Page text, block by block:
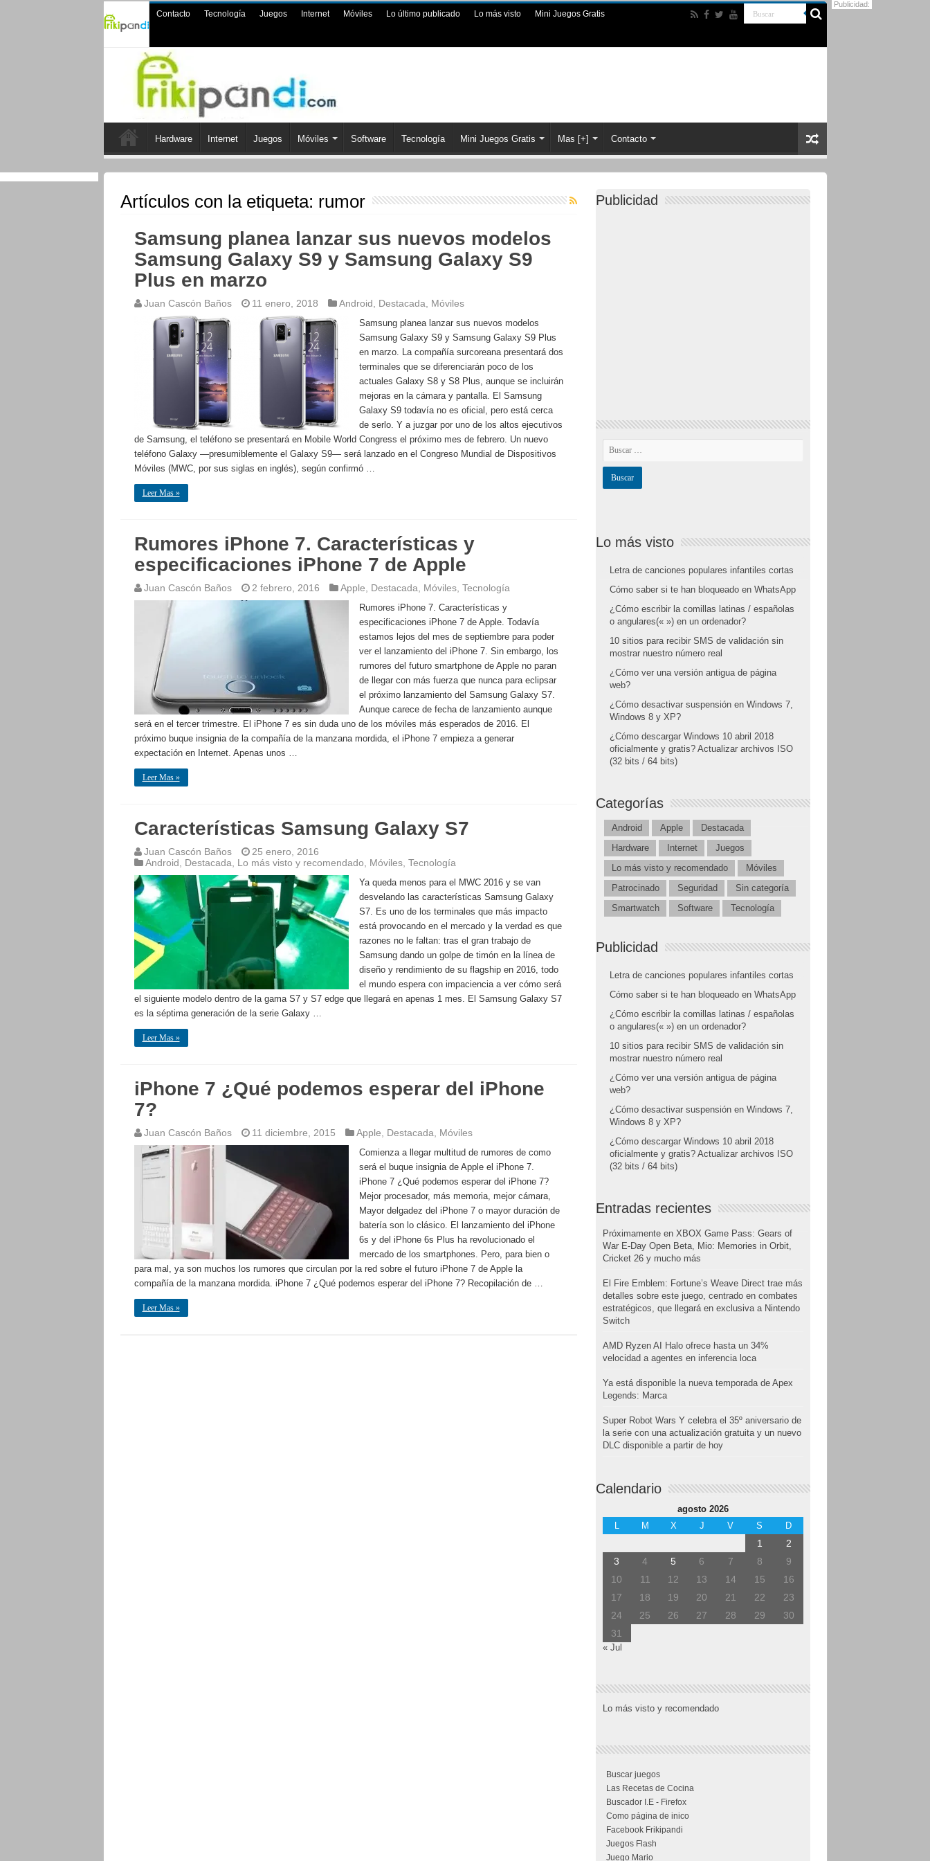
Contacto Tecnología Juegos Internet Móviles Lo último publicado Lo más visto Mini Juegos Gratis
Hardware Internet Juegos Móviles Software Tecnología Mini Juegos Gratis Mas [+] Contacto
Artículos con la etiqueta: rumor
Samsung planea lanzar sus nuevos modelos
Samsung Galaxy S9 y Samsung Galaxy S9
Plus en marzo
Juan Cascón Baños 11 enero, 2018 Android Destacada Móviles
Samsung planea lanzar sus nuevos modelos
Samsung Galaxy S9 y Samsung Galaxy S9 Plus
en marzo. La compañía surcoreana presentará dos
terminales que se diferenciarán poco de los
actuales Galaxy S8 y S8 Plus, aunque se incluirán
mejoras en la cámara y pantalla. El Samsung
Galaxy S9 todavía no es oficial, pero está cerca
de serlo. Y a juzgar por uno de los altos ejecutivos
de Samsung, el teléfono se presentará en Mobile World Congress el próximo mes de febrero. Un nuevo
teléfono Galaxy —presumiblemente el Galaxy S9— será lanzado en el Congreso Mundial de Dispositivos
Móviles (MWC, por sus siglas en inglés), según confirmó …
Leer Mas »
Rumores iPhone 7. Características y
especificaciones iPhone 7 de Apple
Juan Cascón Baños 2 febrero, 2016 Apple Destacada Móviles, Tecnología
Rumores iPhone 7. Características y
especificaciones iPhone 7 de Apple. Todavía
estamos lejos del mes de septiembre para poder
ver el lanzamiento del iPhone 7. Sin embargo, los
rumores del futuro smartphone de Apple no paran
de llegar con más fuerza que nunca para eclipsar
el próximo lanzamiento del Samsung Galaxy S7.
Aunque carece de fecha de lanzamiento aunque
será en el tercer trimestre. El iPhone 7 es sin duda uno de los móviles más esperados de 2016. El
próximo buque insignia de la compañía de la manzana mordida, el iPhone 7 empieza a generar
expectación en Internet. Apenas unos …
Leer Mas »
Características Samsung Galaxy S7
Juan Cascón Baños
25 enero, 2016
Android
Destacada Lo más visto y recomendado Móviles, Tecnología
Ya queda menos para el MWC 2016 y se van
desvelando las características Samsung Galaxy
S7. Es uno de los terminales que más impacto
está provocando en el mercado y la verdad es que
razones no le faltan: tras el gran trabajo de
Samsung dando un golpe de timón en la línea de
diseño y rendimiento de su flagship en 2016, todo
el mundo espera con impaciencia a ver cómo será
el siguiente modelo dentro de la gama S7 y S7 edge que llegará en apenas 1 mes. El Samsung Galaxy S7
es la séptima generación de la serie Galaxy …
Leer Mas »
iPhone 7 ¿Qué podemos esperar del iPhone
7?
Juan Cascón Baños 11 diciembre, 2015 Apple Destacada Móviles
Comienza a llegar multitud de rumores de como
será el buque insignia de Apple el iPhone 7.
iPhone 7 ¿Qué podemos esperar del iPhone 7?
Mejor procesador, más memoria, mejor cámara,
Mayor delgadez del iPhone 7 o mayor duración de
batería son lo clásico. El lanzamiento del iPhone
6s y del iPhone 6s Plus ha revolucionado el
mercado de los smartphones. Pero, para bien o
para mal, ya son muchos los rumores que circulan por la red sobre el futuro iPhone 7 de Apple la
compañía de la manzana mordida. iPhone 7 ¿Qué podemos esperar del iPhone 7? Recopilación de …
Leer Mas »
Publicidad
Lo más visto
Letra de canciones populares infantiles cortas
Cómo saber si te han bloqueado en WhatsApp
¿Cómo escribir la comillas latinas / españolas
o angulares(« ») en un ordenador?
10 sitios para recibir SMS de validación sin
mostrar nuestro número real
¿Cómo ver una versión antigua de página
web?
¿Cómo desactivar suspensión en Windows 7,
Windows 8 y XP?
¿Cómo descargar Windows 10 abril 2018
oficialmente y gratis? Actualizar archivos ISO
(32 bits / 64 bits)
Categorías
Android Apple
Destacada
Hardware
Internet
Juegos
Lo más visto y recomendado
Móviles
Patrocinado
Seguridad
Sin categoría
Smartwatch
Software Tecnología
Publicidad
Letra de canciones populares infantiles cortas
Cómo saber si te han bloqueado en WhatsApp
¿Cómo escribir la comillas latinas / españolas
o angulares(« ») en un ordenador?
10 sitios para recibir SMS de validación sin
mostrar nuestro número real
¿Cómo ver una versión antigua de página
web?
¿Cómo desactivar suspensión en Windows 7,
Windows 8 y XP?
¿Cómo descargar Windows 10 abril 2018
oficialmente y gratis? Actualizar archivos ISO
(32 bits / 64 bits)
Entradas recientes
Próximamente en XBOX Game Pass: Gears of
War E-Day Open Beta, Mio: Memories in Orbit,
Cricket 26 y mucho más
El Fire Emblem: Fortune’s Weave Direct trae más
detalles sobre este juego, centrado en combates
estratégicos, que llegará en exclusiva a Nintendo
Switch
AMD Ryzen AI Halo ofrece hasta un 34%
velocidad a agentes en inferencia loca
Ya está disponible la nueva temporada de Apex
Legends: Marca
Super Robot Wars Y celebra el 35º aniversario de
la serie con una actualización gratuita y un nuevo
DLC disponible a partir de hoy
Calendario
agosto 2026
L
M X J V S D
1
2
3
4 5 6 7 8
9
10
11 12 13 14 15
16
17
18 19 20 21 22
23
24
25 26 27 28 29
30
31
« Jul
Lo más visto y recomendado
Buscar juegos
Las Recetas de Cocina
Buscador I.E - Firefox
Como página de inico
Facebook Frikipandi
Juegos Flash
Juego Mario
Publicidad: